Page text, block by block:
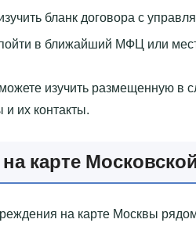
бланк договора с
в ближайший МФЦ или
изучить размещенную в
их контакты.
карте
на карте Москвы